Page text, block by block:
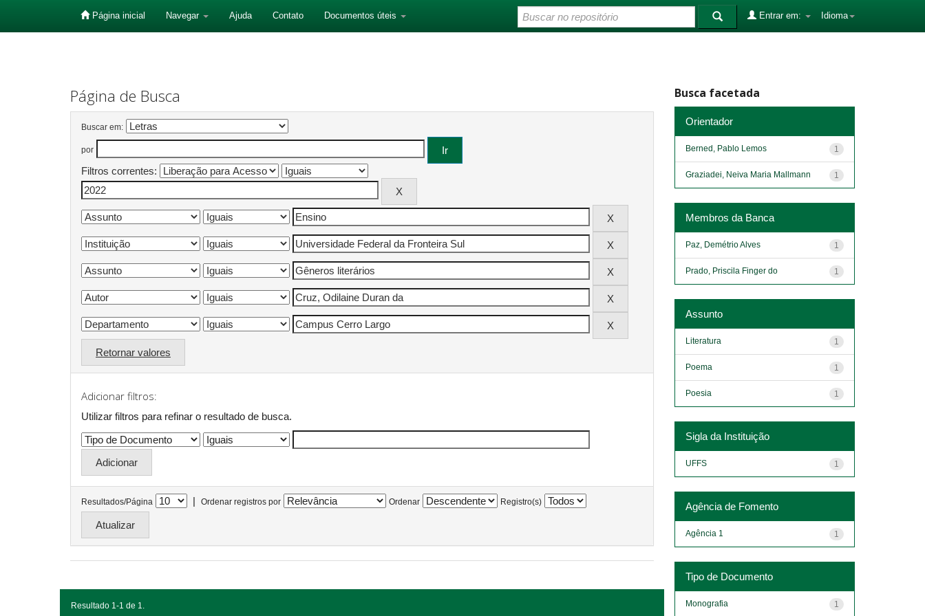
Página inicial Navegar Ajuda Contato Documentos úteis Idioma
Entrar em:
Página de Busca
Buscar em:
por
Filtros correntes:
Retornar valores
Adicionar filtros:
Utilizar filtros para refinar o resultado de busca.
Resultados/Página | Ordenar registros por Ordenar Registro(s)
Resultado 1-1 de 1.
Busca facetada
Orientador
1
Berned, Pablo Lemos
1
Graziadei, Neiva Maria Mallmann
Membros da Banca
1
Paz, Demétrio Alves
1
Prado, Priscila Finger do
Assunto
1
Literatura
1
Poema
1
Poesia
Sigla da Instituição
1
UFFS
Agência de Fomento
1
Agência 1
Tipo de Documento
1
Monografia